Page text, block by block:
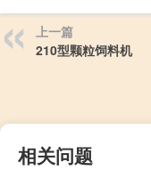
上一篇
210型颗粒饲料机
相关问题